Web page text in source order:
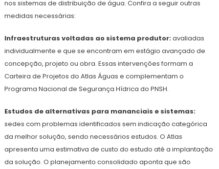
nos sistemas de distribuição de água. Confira a seguir outras
medidas necessárias:
Infraestruturas voltadas ao sistema produtor:avaliadas
individualmente e que se encontram em estágio avançado de
concepção, projeto ou obra. Essas intervenções formam a
Carteira de Projetos do Atlas Águas e complementam o
Programa Nacional de Segurança Hídrica do PNSH.
Estudos de alternativas para mananciais e sistemas:
sedes com problemas identificados sem indicação categórica
da melhor solução, sendo necessários estudos. O Atlas
apresenta uma estimativa de custo do estudo até a implantação
da solução. O planejamento consolidado aponta que são